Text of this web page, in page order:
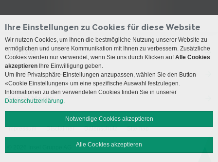
Kontakt
Anreise
Social Media
Impressum Disclaimer Datenschutz Sitemap
Ihre Einstellungen zu Cookies für diese Website
Wir nutzen Cookies, um Ihnen die bestmögliche Nutzung unserer Website zu
ermöglichen und unsere Kommunikation mit Ihnen zu verbessern. Zusätzliche
Cookies werden nur verwendet, wenn Sie uns durch Klicken aufAlle Cookies
akzeptieren Ihre Einwilligung geben.
Um Ihre Privatsphäre-Einstellungen anzupassen, wählen Sie den Button
«Cookie Einstellungen» um eine spezifische Auswahl festzulegen.
Informationen zu den verwendeten Cookies finden Sie in unserer
Datenschutzerklärung.
Notwendige Cookies akzeptieren
Alle Cookies akzeptieren